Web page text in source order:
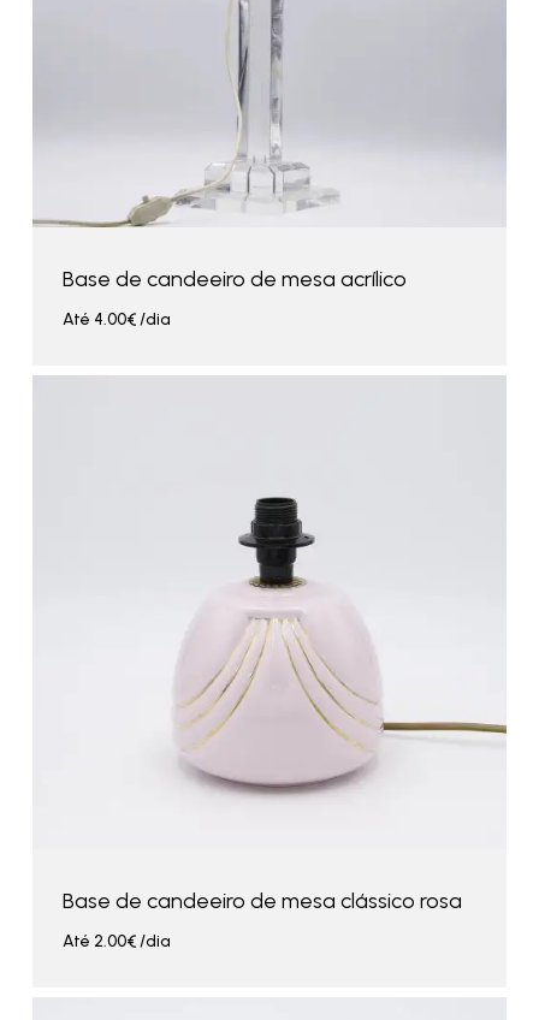
Base de candeeiro de mesa acrílico
Até 4.00€/dia
Base de candeeiro de mesa clássico rosa
Até 2.00€/dia